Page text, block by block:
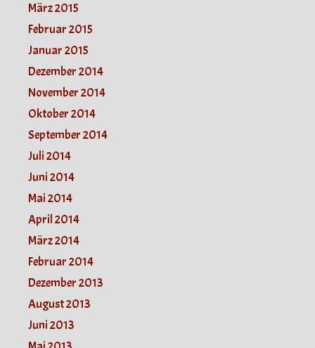
März 2015
Februar 2015
Januar 2015
Dezember 2014
November 2014
Oktober 2014
September 2014
Juli 2014
Juni 2014
Mai 2014
April 2014
März 2014
Februar 2014
Dezember 2013
August 2013
Juni 2013